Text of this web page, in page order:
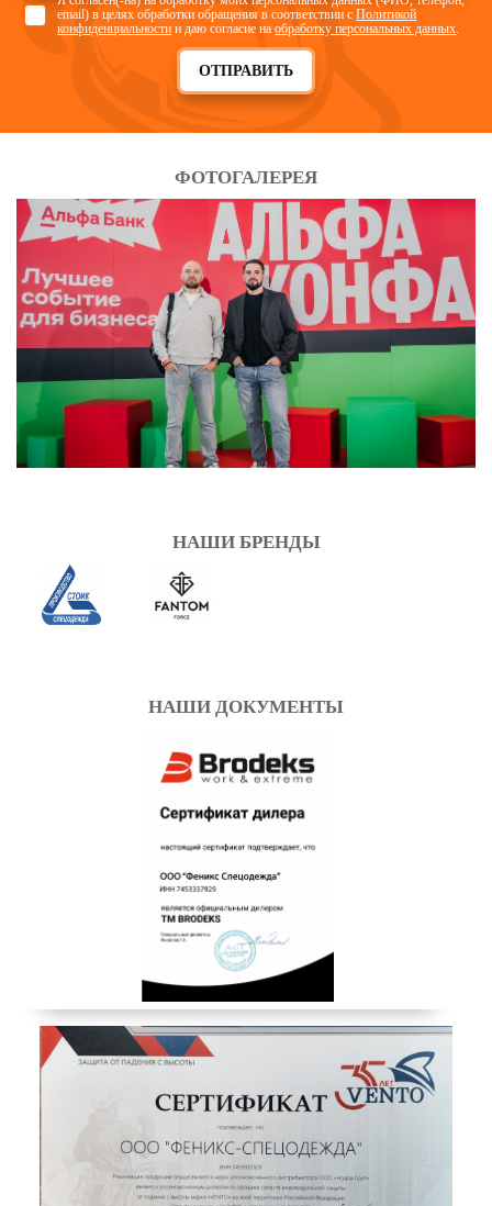
ОТПРАВИТЬ
email) в целях обработки обращения в соответствии сПолитикой
конфиденциальности и даю согласие наобработку персональных данных.
ФОТОГАЛЕРЕЯ
НАШИ БРЕНДЫ
НАШИ ДОКУМЕНТЫ